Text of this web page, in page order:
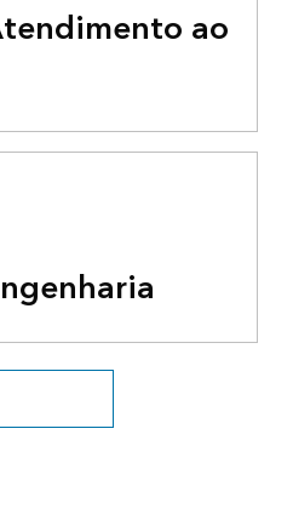
ao
os utilitários